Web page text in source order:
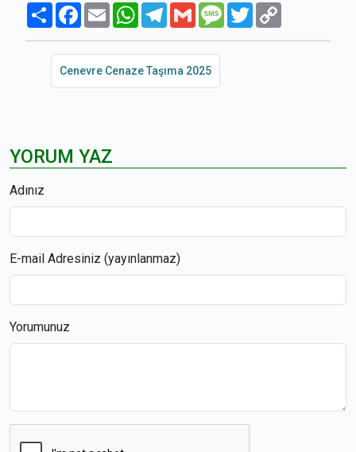
PaylaşFacebook
Email WhatsAppTelegram
Gmail Message
Twitter
Cenevre Cenaze Taşıma 2025
YORUM YAZ
Adınız
E-mail Adresiniz (yayınlanmaz)
Yorumunuz